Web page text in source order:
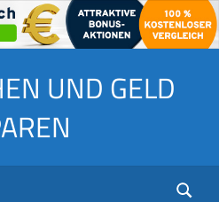
UND GELD